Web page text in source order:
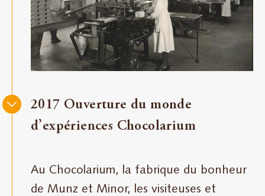
2017 Ouverture du monde
d’expériences Chocolarium
Au Chocolarium, la fabrique du bonheur
de Munz et Minor, les visiteuses et